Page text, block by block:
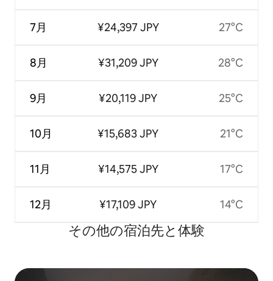
7月
8月
9月
10月
11月
12月
¥24,397 JPY
¥31,209 JPY
¥20,119 JPY
¥15,683 JPY
¥14,575 JPY
¥17,109 JPY
27°C
28°C
25°C
21°C
17°C
14°C
その他の宿⁠泊⁠先と体⁠験